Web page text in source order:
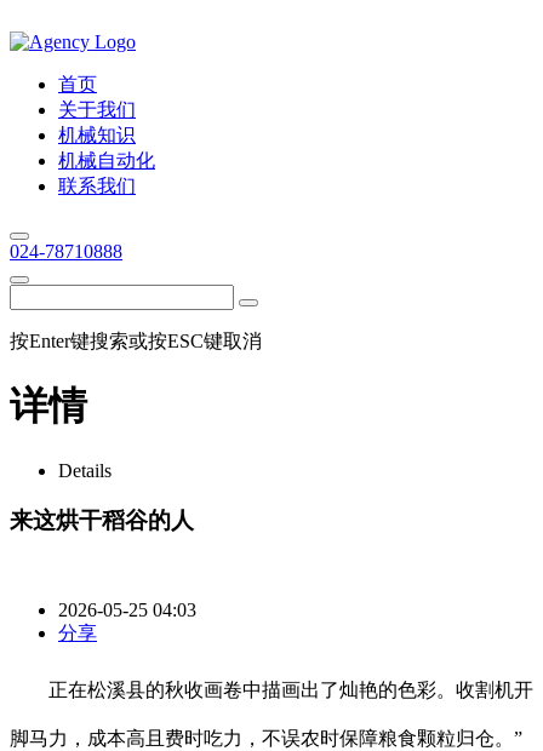
首页
关于我们
机械知识
机械自动化
联系我们
024-78710888
按Enter键搜索或按ESC键取消
详情
Details
来这烘干稻谷的人
2026-05-25 04:03
分享
正在松溪县的秋收画卷中描画出了灿艳的色彩。收割机开
脚马力，成本高且费时吃力，不误农时保障粮食颗粒归仓。”